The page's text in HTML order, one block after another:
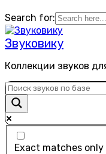
к
содержанию
Search for:
Звуковику
Коллекции звуков
Exact matches only